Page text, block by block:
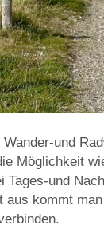
und
Möglichkeit
und
aus kommt